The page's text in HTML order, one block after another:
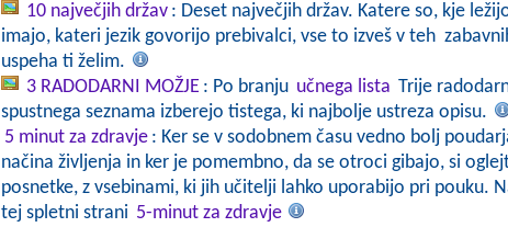
10 največjih držav : Deset največjih držav. Katere so, kje
imajo, kateri jezik govorijo prebivalci, vse to izveš v teh
uspeha ti želim.
3 RADODARNI MOŽJE : Po branju učnega lista Trije
spustnega seznama izberejo tistega, ki najbolje ustreza opisu.
5 minut za zdravje : Ker se v sodobnem času vedno bolj
načina življenja in ker je pomembno, da se otroci gibajo, si
posnetke, z vsebinami, ki jih učitelji lahko uporabijo pri pouku.
tej spletni strani 5-minut za zdravje